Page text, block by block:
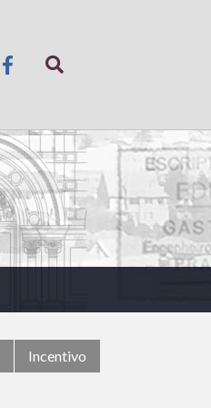
Incentivo